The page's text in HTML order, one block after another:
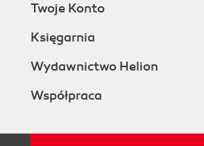
Twoje Konto
Księgarnia
Wydawnictwo Helion
Współpraca